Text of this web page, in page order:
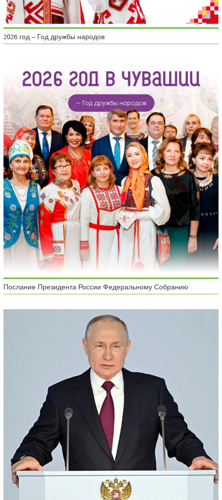
2026 год – Год дружбы народов
Послание Президента России Федеральному Собранию